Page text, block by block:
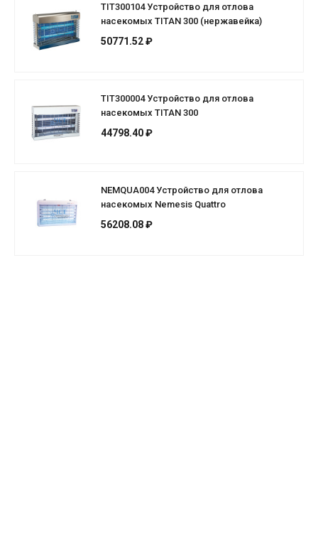
TIT300104 Устройство для отлова
насекомых TITAN 300 (нержавейка)
50771.52 ₽
TIT300004 Устройство для отлова
насекомых TITAN 300
44798.40 ₽
NEMQUA004 Устройство для отлова
насекомых Nemesis Quattro
56208.08 ₽